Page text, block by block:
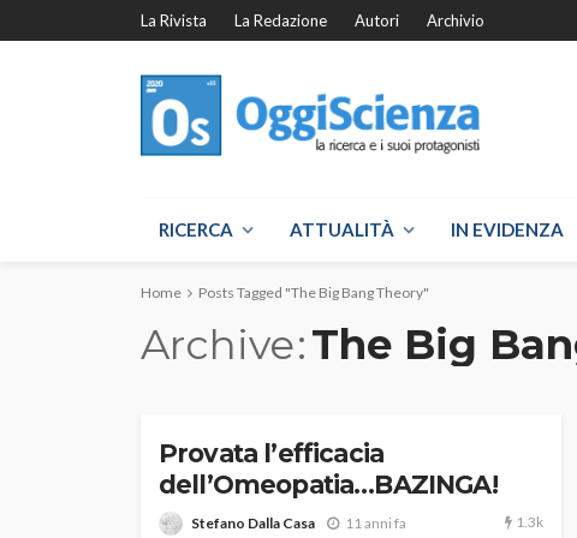
La Rivista La Redazione Autori Archivio
RICERCA ATTUALITÀ IN EVIDENZA
Home Posts Tagged "The Big Bang Theory"
Archive The Big
Provata l’efficacia
dell’Omeopatia…BAZINGA!
Stefano Dalla Casa 11 anni fa 1.3k